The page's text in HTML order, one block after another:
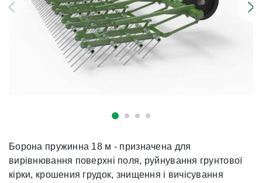
Борона пружинна 18 м - призначена для
вирівнювання поверхні поля, руйнування грунтової
кірки, крошения грудок, знищення і вичісування